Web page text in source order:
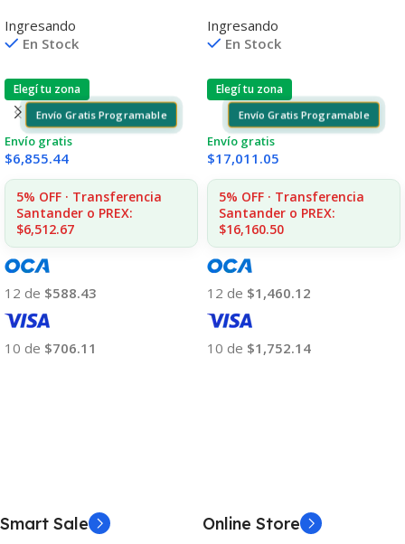
F4580/F4280/F4480/D110
Ingresando
En Stock
Elegí tu zona
Envío Gratis Programable
Envío gratis
$6,855.44
5% OFF · Transferencia
Santander o PREX:
$6,512.67
12 de $588.43
10 de $706.11
CP
Ingresando
En Stock
Elegí tu zona
Envío Gratis Programable
Envío gratis
$17,011.05
5% OFF · Transferencia
Santander o PREX:
$16,160.50
12 de $1,460.12
10 de $1,752.14
Smart Sale Online Store